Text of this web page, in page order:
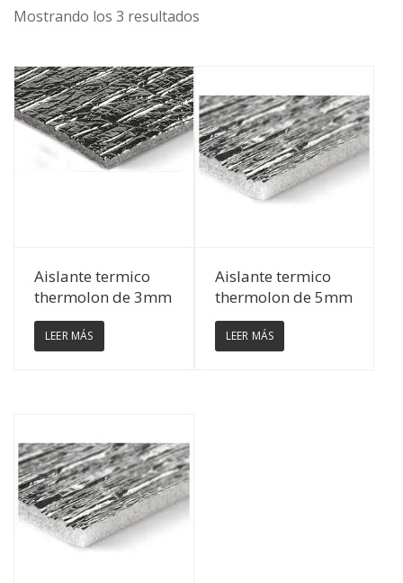
Mostrando los 3 resultados
Ver Detalles
Aislante termico
thermolon de 3mm
LEER MÁS
Ver Detalles
Aislante termico
thermolon de 5mm
LEER MÁS